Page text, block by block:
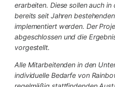
erarbeiten. Diese sollen auch
bereits seit Jahren
implementiert werden. Der
abgeschlossen und die
vorgestellt.
Alle Mitarbeitenden in den
individuelle Bedarfe von